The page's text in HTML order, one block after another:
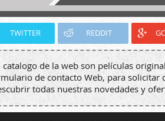
TWITTER REDDIT
de la web son películas
de contacto Web, para solicitar
todas nuestras novedades y